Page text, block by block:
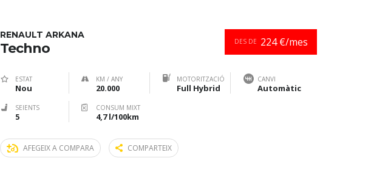
DES DE 224 €/mes
RENAULT ARKANA
Techno
ESTAT
Nou
KM / ANY
20.000
MOTORITZACIÓ
Full Hybrid
CANVI
Automàtic
SEIENTS
5
CONSUM MIXT
4,7 l/100km
AFEGEIX A COMPARA COMPARTEIX